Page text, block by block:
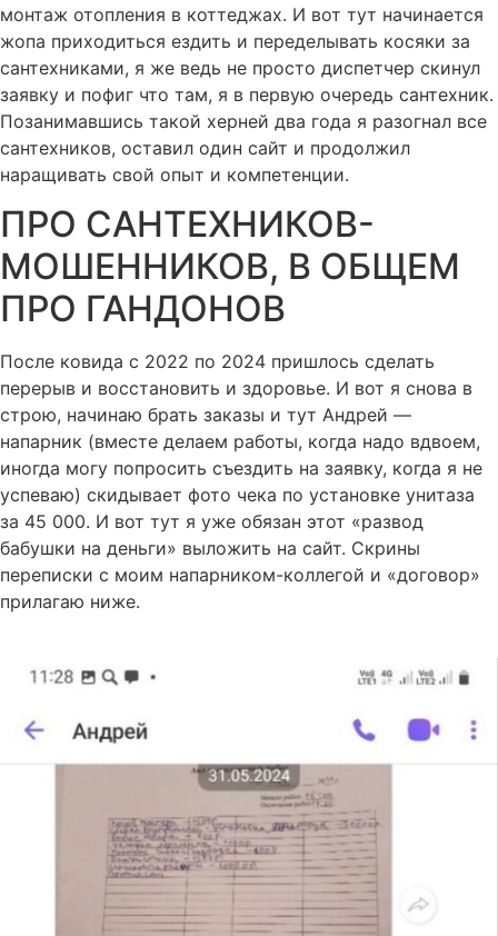
монтаж отопления в коттеджах. И вот тут начинается
жопа приходиться ездить и переделывать косяки за
сантехниками, я же ведь не просто диспетчер скинул
заявку и пофиг что там, я в первую очередь сантехник.
Позанимавшись такой херней два года я разогнал все
сантехников, оставил один сайт и продолжил
наращивать свой опыт и компетенции.
ПРО САНТЕХНИКОВ-
МОШЕННИКОВ, В ОБЩЕМ
ПРО ГАНДОНОВ
После ковида с 2022 по 2024 пришлось сделать
перерыв и восстановить и здоровье. И вот я снова в
строю, начинаю брать заказы и тут Андрей —
напарник (вместе делаем работы, когда надо вдвоем,
иногда могу попросить съездить на заявку, когда я не
успеваю) скидывает фото чека по установке унитаза
за 45 000. И вот тут я уже обязан этот «развод
бабушки на деньги» выложить на сайт. Скрины
переписки с моим напарником-коллегой и «договор»
прилагаю ниже.